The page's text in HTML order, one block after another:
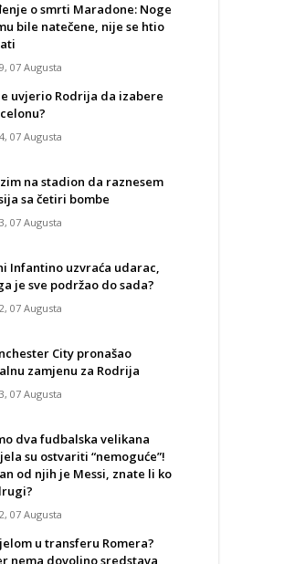
o smrti Maradone: Noge
bile natečene, nije se htio
07 Augusta
uvjerio Rodrija da izabere
07 Augusta
na stadion da raznesem
sa četiri bombe
07 Augusta
Infantino uzvraća udarac,
je sve podržao do sada?
07 Augusta
City pronašao
zamjenu za Rodrija
07 Augusta
dva fudbalska velikana
su ostvariti “nemoguće”!
od njih je Messi, znate li ko
07 Augusta
u transferu Romera?
nema dovoljno sredstava,